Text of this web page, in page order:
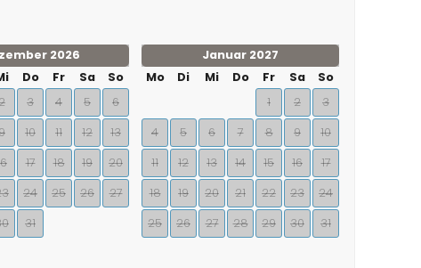
2026
Do Fr Sa
So
3 4 5
6
10 11 12
13
17 18 19
20
24 25 26
27
31
Januar 2027
Mo
Di Mi Do Fr Sa
So
1
2
3
4
5 6 7 8 9
10
11
12 13 14 15 16
17
18
19 20 21 22 23
24
25
26 27 28 29 30 31